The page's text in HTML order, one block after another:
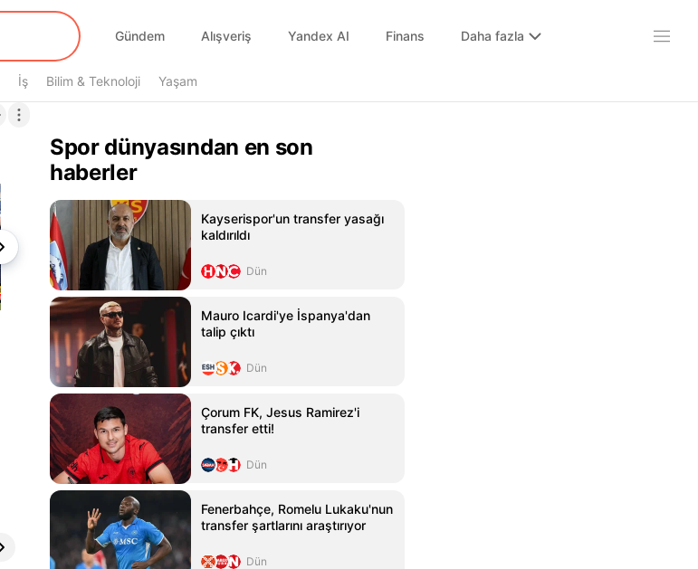
Gündem Alışveriş Yandex AI Finans Daha fazla
İş Bilim & Teknoloji Yaşam
egetelgraf.com5
Spor dünyasından en son
haberler
Kayserispor'un transfer yasağı
kaldırıldı
Dün
Mauro Icardi'ye İspanya'dan
talip çıktı
Dün
Çorum FK, Jesus Ramirez'i
transfer etti!
Dün
Fenerbahçe, Romelu Lukaku'nun
transfer şartlarını araştırıyor
Dün